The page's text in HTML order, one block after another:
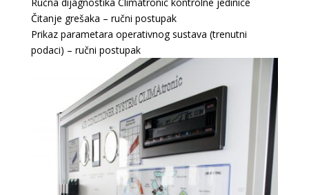
Čitanje grešaka – ručni postupak
Prikaz parametara operativnog sustava (trenutni
podaci) – ručni postupak